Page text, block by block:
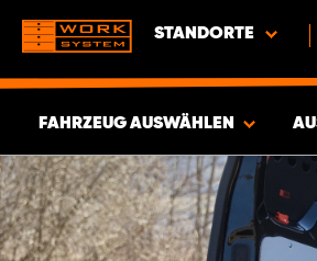
STANDORTE
FAHRZEUG AUSWÄHLEN
ERGEBNISSE ANZEIGEN -
ARTIKEL